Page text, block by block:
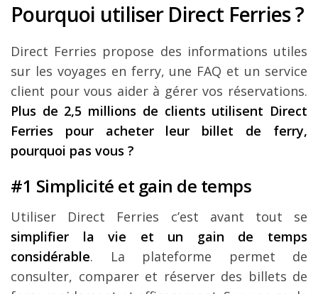
Pourquoi utiliser Direct Ferries ?
Direct Ferries propose des informations utiles
sur les voyages en ferry, une FAQ et un service
client pour vous aider à gérer vos réservations.
Plus de 2,5 millions de clients utilisent Direct
Ferries pour acheter leur billet de ferry,
pourquoi pas vous ?
#1 Simplicité et gain de temps
Utiliser Direct Ferries c’est avant tout se
simplifier la vie et un gain de temps
considérable. La plateforme permet de
consulter, comparer et réserver des billets de